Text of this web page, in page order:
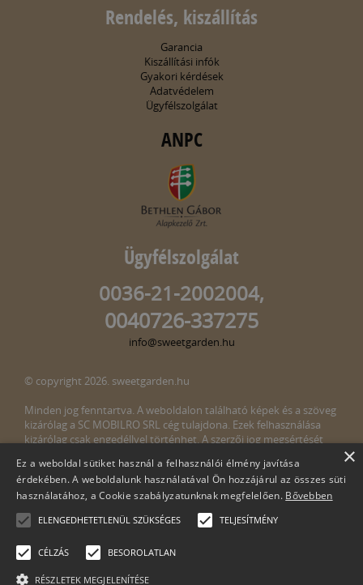
Rendelés, kiszállítás
Garancia
Kiszállítási infók
Gyakori kérdések
Adatvédelem
Ügyfélszolgálat
ANPC
Ügyfélszolgálat
0036-21-2002004,
0040726-337275
info@sweetgarden.hu
© copyright 2026. sweetgarden.hu
Minden jog fenntartva. A weboldalon található képek és a szöveg
kizárólag a SC MOBILRO SRL cég tulajdona. Ezek felhasználása
kizárólag csak engedéllyel történhet. A szerzői jog megsértését
megsértését észlelné, kérjük, jelezze ezt felénk a következő e-mail
címen:info@sweetgarden.hu
×
Ez a weboldal sütiket használ a felhasználói élmény javítása
érdekében. A weboldalunk használatával Ön hozzájárul az összes süti
használatához, a Cookie szabályzatunknak megfelelően. Bővebben
ELENGEDHETETLENÜL SZÜKSÉGES TELJESÍTMÉNY
CÉLZÁS BESOROLATLAN
RÉSZLETEK MEGJELENÍTÉSE